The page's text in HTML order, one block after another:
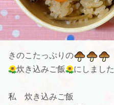
きのこたっぷりの
炊き込みご飯
にしました
私 炊き込みご飯